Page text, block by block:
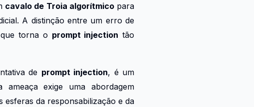
cavalo de Troia algorítmicopara
A distinção entre um erro de
torna o prompt injection tão
de prompt injection, é um
exige uma abordagem
esferas da responsabilização e da